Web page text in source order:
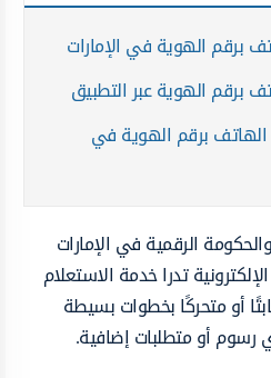
برقم الهوية في الإمارات
برقم الهوية عبر التطبيق
الهاتف برقم الهوية في
الرقمية في الإمارات
تدرا خدمة الاستعلام
أو متحركًا بخطوات بسيطة
أو متطلبات إضافية.